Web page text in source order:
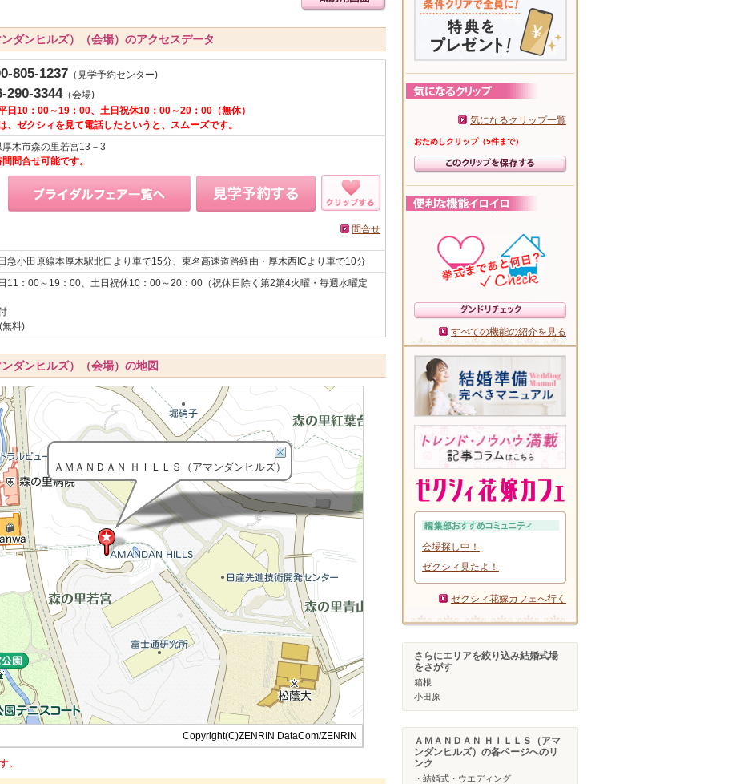
ダンヒルズ）（会場）のアクセスデータ
805-1237 （見学予約センター)
290-3344（会場)
日10：00～19：00、土日祝休10：00～20：00（無休）
、ゼクシィを見て電話したというと、スムーズです。
木市森の里若宮13－3
問合せ可能です。
問合せ
急小田原線本厚木駅北口より車で15分、東名高速道路経由・厚木西ICより車で10分
11：00～19：00、土日祝休10：00～20：00（祝休日除く第2第4火曜・毎週水曜定
無料)
ダンヒルズ）（会場）の地図
ＡＭＡＮＤＡＮ ＨＩＬＬＳ（アマンダンヒルズ）
Copyright(C)ZENRIN DataCom/ZENRIN
。
気になるクリップ一覧
おためしクリップ（5件まで）
すべての機能の紹介を見る
会場探し中！
ゼクシィ見たよ！
ゼクシィ花嫁カフェへ行く
さらにエリアを絞り込み結婚式場
をさがす
箱根
小田原
ＡＭＡＮＤＡＮ ＨＩＬＬＳ（アマ
ンダンヒルズ）の各ページへのリ
ンク
・結婚式・ウエディング